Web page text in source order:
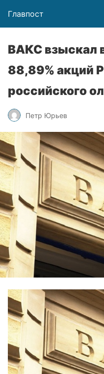
Главпост
ВАКС взыскал
88,89% акций
российского
Петр Юрьев